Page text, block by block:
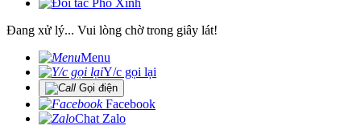
Đang xử lý... Vui lòng chờ trong giây lát!
Menu
Y/c gọi lại
Gọi điện
Facebook
Chat Zalo